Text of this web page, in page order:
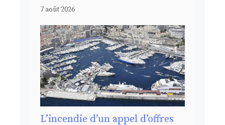
7 août 2026
L’incendie d’un appel d’offres